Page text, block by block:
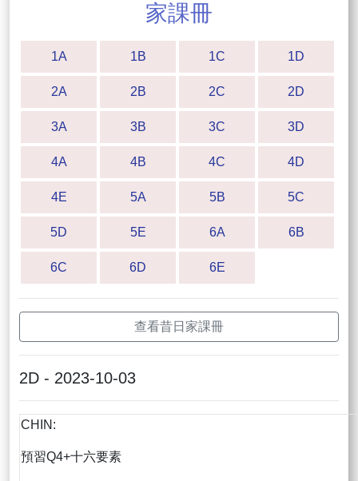
家課冊
1A 1B 1C 1D
2A 2B 2C 2D
3A 3B 3C 3D
4A 4B 4C 4D
4E 5A 5B 5C
5D 5E 6A 6B
6C 6D 6E
查看昔日家課冊
2D - 2023-10-03
CHIN:
預習Q4+十六要素